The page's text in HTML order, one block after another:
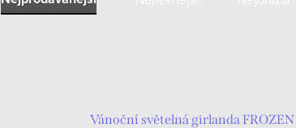
Vánoční světelná girlanda FROZEN